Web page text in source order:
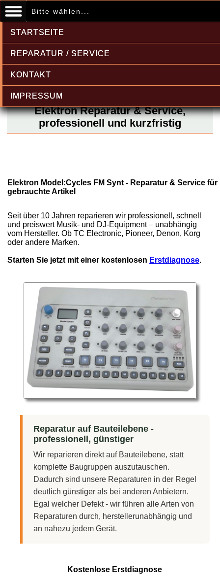
Bitte wählen...
STARTSEITE
REPARATUR / SERVICE
KONTAKT
IMPRESSUM
Elektron Reparatur & Service,
professionell und kurzfristig
Elektron Model:Cycles FM Synt - Reparatur & Service für
gebrauchte Artikel
Seit über 10 Jahren reparieren wir professionell, schnell
und preiswert Musik- und DJ-Equipment – unabhängig
vom Hersteller. Ob TC Electronic, Pioneer, Denon, Korg
oder andere Marken.
Starten Sie jetzt mit einer kostenlosen Erstdiagnose.
Reparatur auf Bauteilebene -
professionell, günstiger
Wir reparieren direkt auf Bauteilebene, statt
komplette Baugruppen auszutauschen.
Dadurch sind unsere Reparaturen in der Regel
deutlich günstiger als bei anderen Anbietern.
Egal welcher Defekt - wir führen alle Arten von
Reparaturen durch, herstellerunabhängig und
an nahezu jedem Gerät.
Kostenlose Erstdiagnose